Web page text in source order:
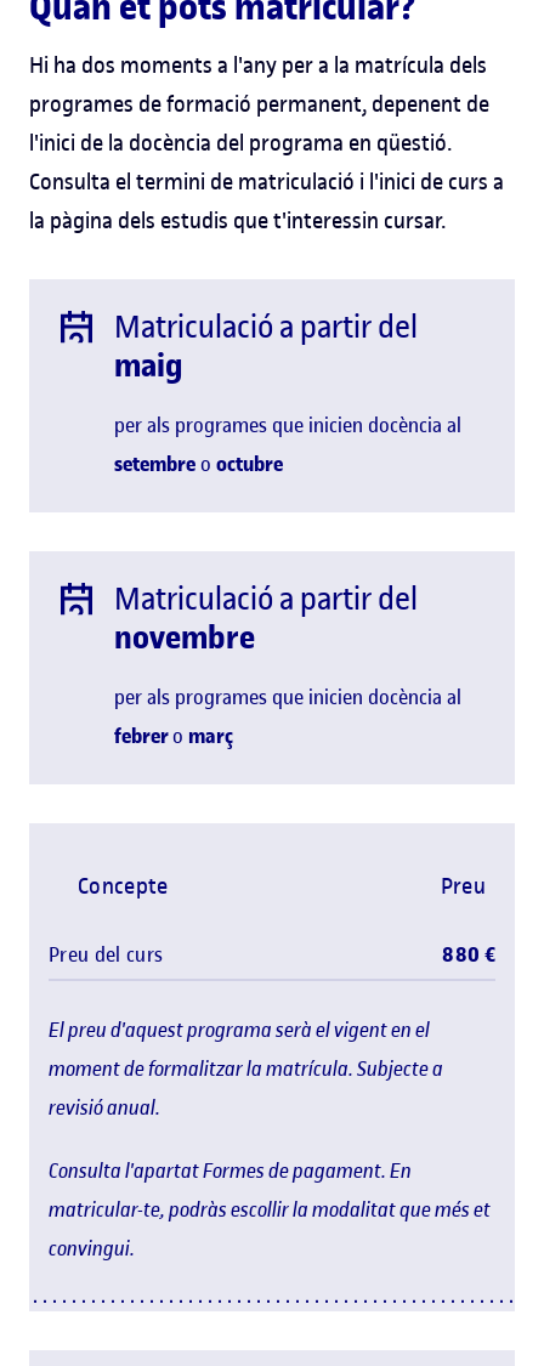
Hi ha dos moments a l'any per a la matrícula dels
programes de formació permanent, depenent de
l'inici de la docència del programa en qüestió.
Consulta el termini de matriculació i l'inici de curs a
la pàgina dels estudis que t'interessin cursar.
Matriculació a partir del
maig
per als programes que inicien docència al
setembreo octubre
Matriculació a partir del
novembre
per als programes que inicien docència al
febrero març
El preu d'aquest programa serà el vigent en el
moment de formalitzar la matrícula. Subjecte a
revisió anual.
Consulta l'apartat Formes de pagament. En
matricular-te, podràs escollir la modalitat que més et
convingui.
Concepte Preu
Preu del curs 880 €